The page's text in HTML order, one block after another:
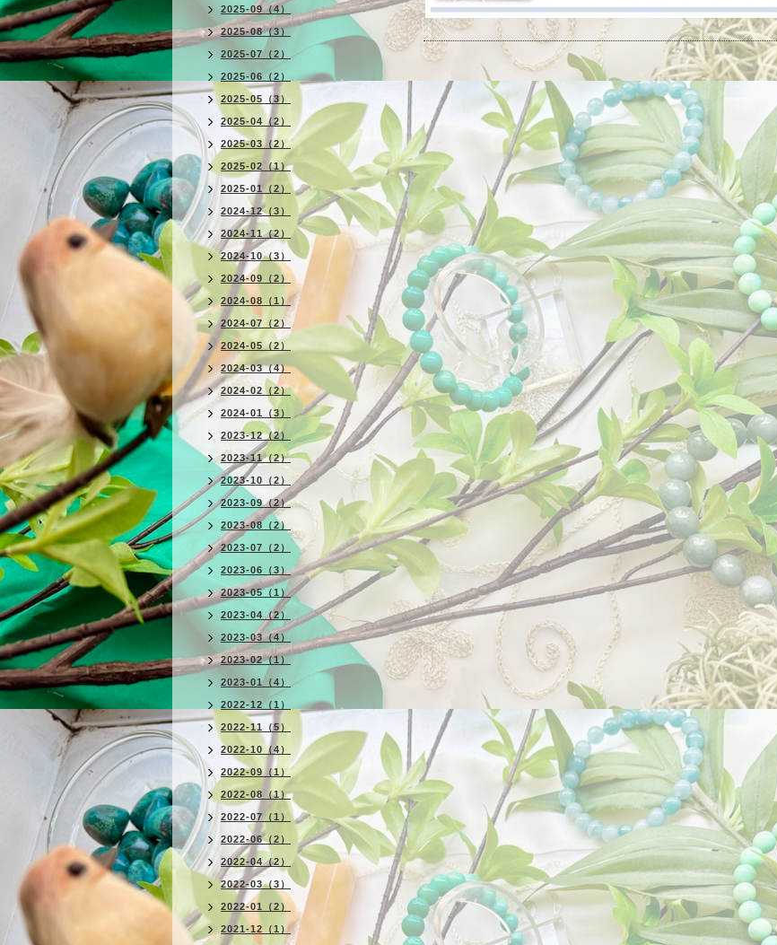
2025-09（4）
2025-08（3）
2025-07（2）
2025-06（2）
2025-05（3）
2025-04（2）
2025-03（2）
2025-02（1）
2025-01（2）
2024-12（3）
2024-11（2）
2024-10（3）
2024-09（2）
2024-08（1）
2024-07（2）
2024-05（2）
2024-03（4）
2024-02（2）
2024-01（3）
2023-12（2）
2023-11（2）
2023-10（2）
2023-09（2）
2023-08（2）
2023-07（2）
2023-06（3）
2023-05（1）
2023-04（2）
2023-03（4）
2023-02（1）
2023-01（4）
2022-12（1）
2022-11（5）
2022-10（4）
2022-09（1）
2022-08（1）
2022-07（1）
2022-06（2）
2022-04（2）
2022-03（3）
2022-01（2）
2021-12（1）